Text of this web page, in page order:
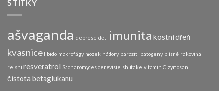
ŠTÍTKY
ašvaganda deprese děti imunita kostní dřeň
kvasnice libido makrofágy mozek nádory paraziti patogeny plísně rakovina
reishi resveratrol Sacharomyces cerevisie shiitake vitamin C zymosan
čistota betaglukanu